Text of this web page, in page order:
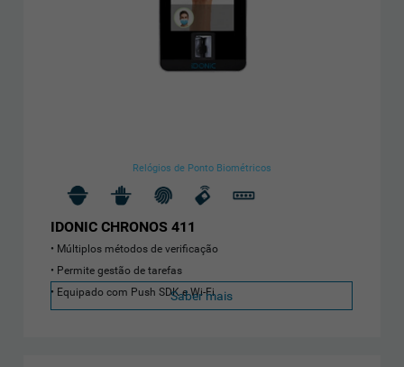
Relógios de Ponto Biométricos
IDONIC CHRONOS 411
Múltiplos métodos de verificação
Permite gestão de tarefas
Equipado com Push SDK e Wi-Fi
Saber mais